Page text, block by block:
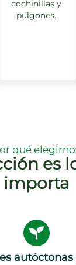
cochinillas y
pulgones.
qué
es
importa